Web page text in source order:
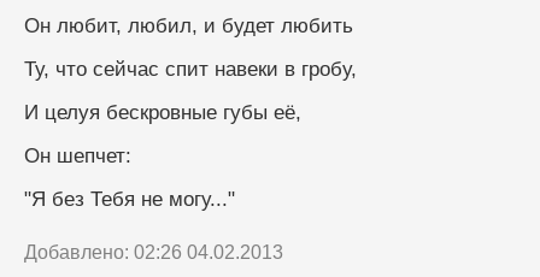
Он любит, любил, и будет любить
Ту, что сейчас спит навеки в гробу,
И целуя бескровные губы её,
Он шепчет:
"Я без Тебя не могу..."
Добавлено: 02:26 04.02.2013